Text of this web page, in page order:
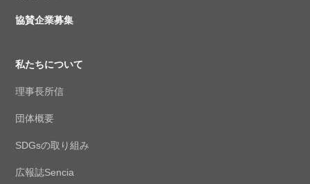
協賛企業募集
私たちについて
理事長所信
団体概要
SDGsの取り組み
広報誌Sencia